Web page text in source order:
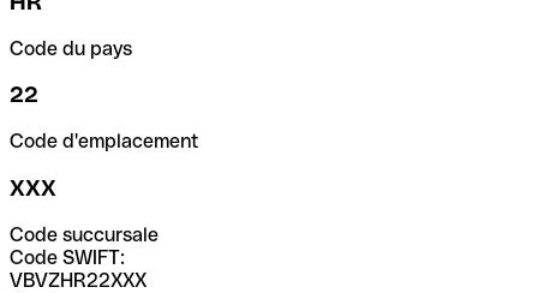
Code du pays
22
Code d'emplacement
XXX
Code succursale
Code SWIFT:
VBVZHR22XXX